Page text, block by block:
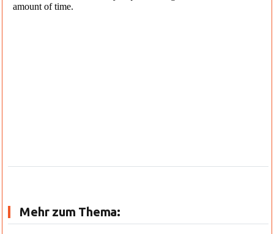
Mehr zum Thema: